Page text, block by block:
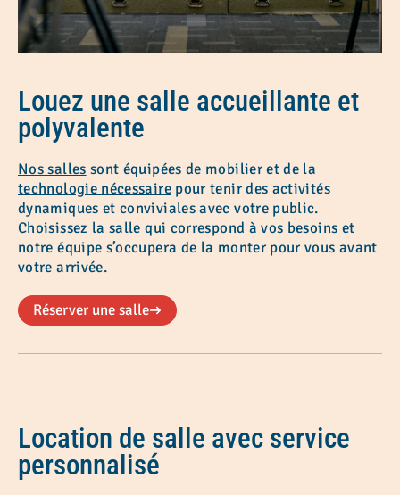
Louez une salle accueillante et
polyvalente
Nos salles sont équipées de mobilier et de la
technologienécessairepour tenir des activités
dynamiques et conviviales avec votre public.
Choisissez la salle qui correspond à vos besoins et
notre équipe s’occupera de la monter pour vous avant
votre arrivée.
Réserver une salle
Location de salle avec service
personnalisé